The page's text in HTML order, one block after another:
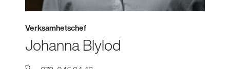
Verksamhetschef
Johanna Blylod